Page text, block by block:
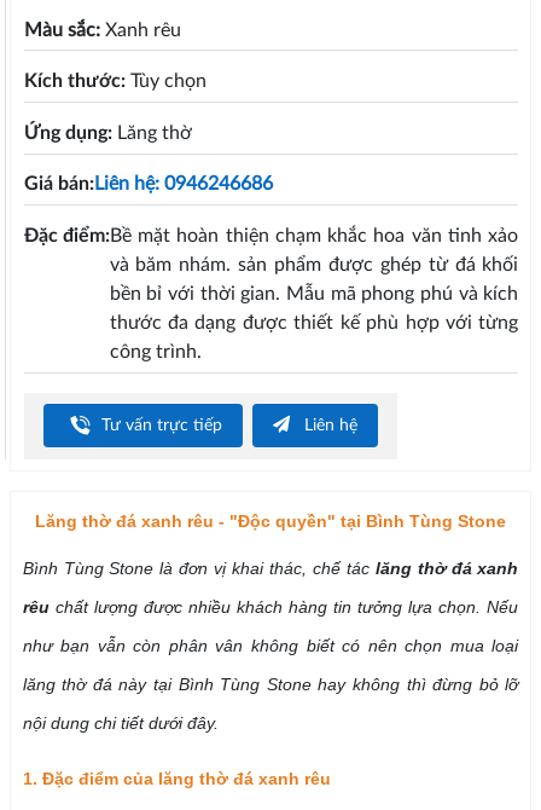
Màu sắc: Xanh rêu
Kích thước: Tùy chọn
Ứng dụng: Lăng thờ
Giá bán:Liên hệ: 0946246686
Đặc điểm:Bề mặt hoàn thiện chạm khắc hoa văn tinh xảo
và băm nhám. sản phẩm được ghép từ đá khối
bền bỉ với thời gian. Mẫu mã phong phú và kích
thước đa dạng được thiết kế phù hợp với từng
công trình.
Tư vấn trực tiếp Liên hệ
Lăng thờ đá xanh rêu - "Độc quyền" tại Bình Tùng Stone
Bình Tùng Stone là đơn vị khai thác, chế tác lăng thờ đá xanh
rêuchất lượng được nhiều khách hàng tin tưởng lựa chọn. Nếu
như bạn vẫn còn phân vân không biết có nên chọn mua loại
lăng thờ đá này tại Bình Tùng Stone hay không thì đừng bỏ lỡ
nội dung chi tiết dưới đây.
1. Đặc điểm của lăng thờ đá xanh rêu